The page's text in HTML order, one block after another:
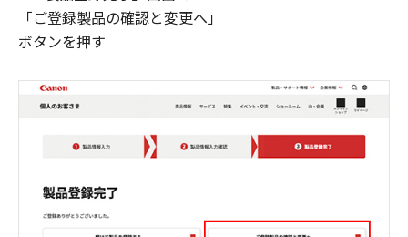
「ご登録製品の確認と変更へ」
ボタンを押す